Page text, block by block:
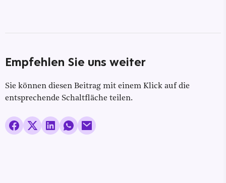
Empfehlen Sie uns weiter
Sie können diesen Beitrag mit einem Klick auf die
entsprechende Schaltfläche teilen.